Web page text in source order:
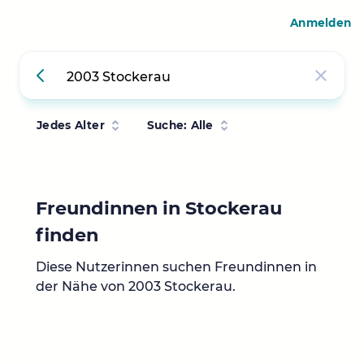
Jedes Alter Suche: Alle
Freundinnen in Stockerau
finden
Diese Nutzerinnen suchen Freundinnen in
der Nähe von 2003 Stockerau.
Anmelden